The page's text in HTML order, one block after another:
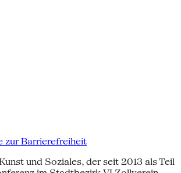
zur Barrierefreiheit
und Soziales, der seit 2013 als Teil